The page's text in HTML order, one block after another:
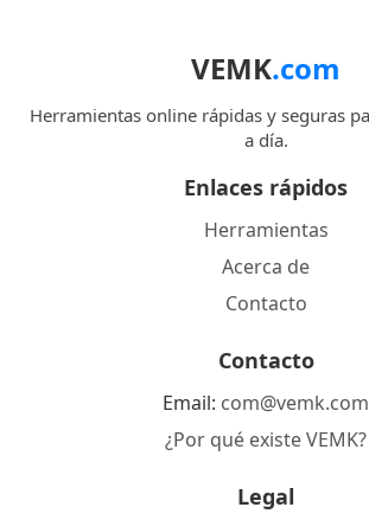
VEMK.com
Herramientas online rápidas y seguras
a día.
Enlaces rápidos
Herramientas
Acerca de
Contacto
Contacto
Email: com@vemk.com
¿Por qué existe VEMK?
Legal